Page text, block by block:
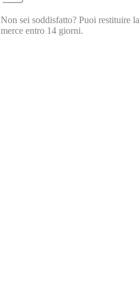
Non sei soddisfatto? Puoi restituire la
merce entro 14 giorni.